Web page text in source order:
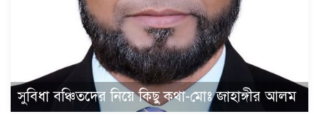
সুবিধা বঞ্চিতদের নিয়ে কিছু কথা-মোঃ জাহাঙ্গীর আলম